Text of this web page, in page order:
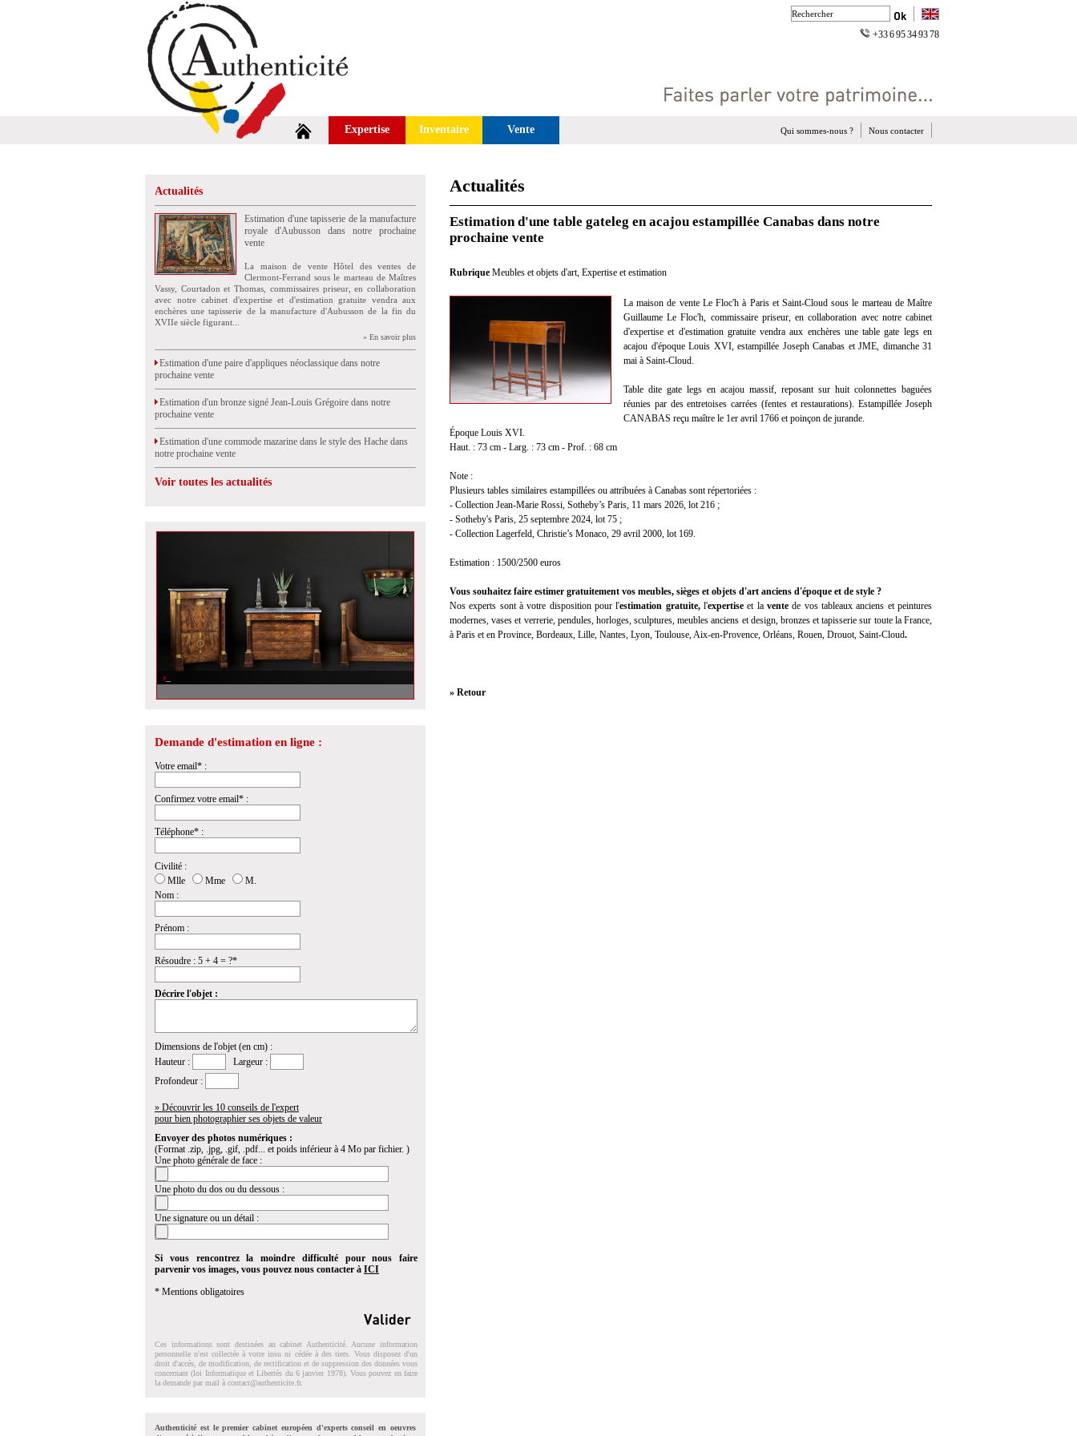
+33 6 95 34 93 78
Expertise Inventaire Vente Nous contacter
Qui sommes-nous ?
Actualités
Estimation d'une tapisserie de la manufacture
royale d'Aubusson dans notre prochaine
vente
La maison de vente Hôtel des ventes de
Clermont-Ferrand sous le marteau de Maîtres
Vassy, Courtadon et Thomas, commissaires priseur, en collaboration
avec notre cabinet d'expertise et d'estimation gratuite vendra aux
enchères une tapisserie de la manufacture d'Aubusson de la fin du
XVIIe siècle figurant...
» En savoir plus
Estimation d'une paire d'appliques néoclassique dans notre
prochaine vente
Estimation d'un bronze signé Jean-Louis Grégoire dans notre
prochaine vente
Estimation d'une commode mazarine dans le style des Hache dans
notre prochaine vente
Voir toutes les actualités
Demande d'estimation en ligne :
Votre email* :
Confirmez votre email* :
Téléphone* :
Civilité :
Mlle
Mme
M.
Nom :
Prénom :
Résoudre : 5 + 4 = ?*
Décrire l'objet :
Dimensions de l'objet (en cm) :
Hauteur :
Largeur :
Profondeur :
» Découvrir les 10 conseils de l'expert
pour bien photographier ses objets de valeur
Envoyer des photos numériques :
(Format .zip, .jpg, .gif, .pdf... et poids inférieur à 4 Mo par fichier. )
Une photo générale de face :
Une photo du dos ou du dessous :
Une signature ou un détail :
Si vous rencontrez la moindre difficulté pour nous faire
parvenir vos images, vous pouvez nous contacter à ICI
* Mentions obligatoires
Ces informations sont destinées au cabinet Authenticité. Aucune information
personnelle n'est collectée à votre insu ni cédée à des tiers. Vous disposez d'un
droit d'accés, de modification, de rectification et de suppression des données vous
concernant (loi Informatique et Libertés du 6 janvier 1978). Vous pouvez en faire
la demande par mail à contact@authenticite.fr.
Authenticité est le premier cabinet européen d'experts conseil en oeuvres
Actualités
Estimation d'une table gateleg en acajou estampillée Canabas dans notre
prochaine vente
Rubrique Meubles et objets d'art, Expertise et estimation
La maison de vente Le Floc'h à Paris et Saint-Cloud sous le marteau de Maître
Guillaume Le Floc'h, commissaire priseur, en collaboration avec notre cabinet
d'expertise et d'estimation gratuite vendra aux enchères une table gate legs en
acajou d'époque Louis XVI, estampillée Joseph Canabas et JME, dimanche 31
mai à Saint-Cloud.
Table dite gate legs en acajou massif, reposant sur huit colonnettes baguées
réunies par des entretoises carrées (fentes et restaurations). Estampillée Joseph
CANABAS reçu maître le 1er avril 1766 et poinçon de jurande.
Époque Louis XVI.
Haut. : 73 cm - Larg. : 73 cm - Prof. : 68 cm
Note :
Plusieurs tables similaires estampillées ou attribuées à Canabas sont répertoriées :
- Collection Jean-Marie Rossi, Sotheby’s Paris, 11 mars 2026, lot 216 ;
- Sotheby's Paris, 25 septembre 2024, lot 75 ;
- Collection Lagerfeld, Christie’s Monaco, 29 avril 2000, lot 169.
Estimation : 1500/2500 euros
Vous souhaitez faire estimer gratuitement vos meubles, sièges et objets d'art anciens d'époque et de style ?
Nos experts sont à votre disposition pour l'estimation gratuite,l'expertise et lavente de vos tableaux anciens et peintures
modernes, vases et verrerie, pendules, horloges, sculptures, meubles anciens et design, bronzes et tapisserie sur toute la France,
à Paris et en Province, Bordeaux, Lille, Nantes, Lyon, Toulouse, Aix-en-Provence, Orléans, Rouen, Drouot, Saint-Cloud.
» Retour